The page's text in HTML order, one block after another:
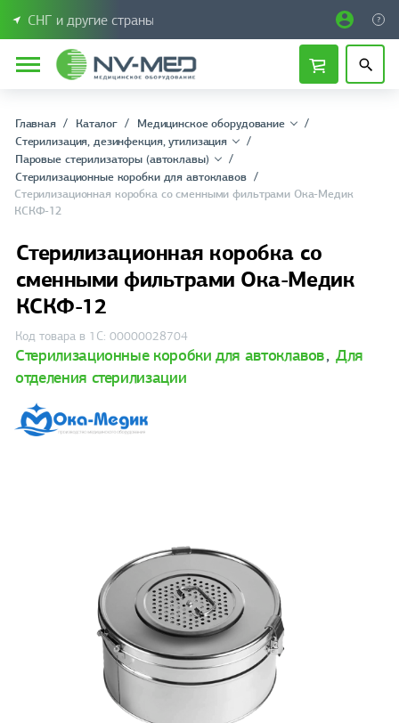
СНГ и другие страны
Главная Каталог
Медицинское оборудование
Стерилизация, дезинфекция, утилизация
Паровые стерилизаторы (автоклавы)
Стерилизационные коробки для автоклавов
Стерилизационная коробка со сменными фильтрами Ока-Медик
КСКФ-12
Стерилизационная коробка со
сменными фильтрами Ока-Медик
КСКФ-12
Код товара в 1С: 00000028704
Стерилизационные коробки для автоклавов, Для
отделения стерилизации